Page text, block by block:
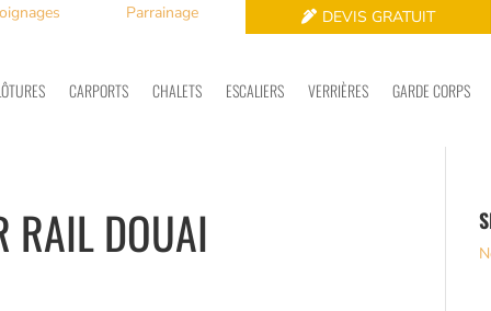
Parrainage DEVIS GRATUIT
CARPORTS CHALETS ESCALIERS VERRIÈRES GARDE CORPS
RAIL DOUAI